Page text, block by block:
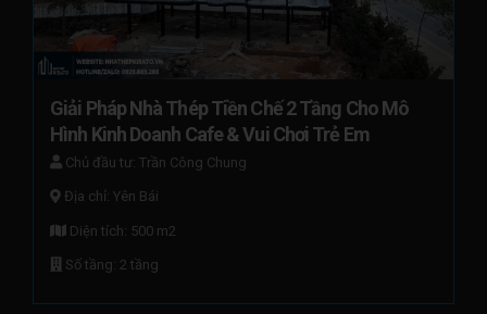
Giải Pháp Nhà Thép Tiền Chế 2 Tầng Cho Mô
Hình Kinh Doanh Cafe & Vui Chơi Trẻ Em
Chủ đầu tư: Trần Công Chung
Địa chỉ: Yên Bái
Diện tích: 500 m2
Số tầng: 2 tầng